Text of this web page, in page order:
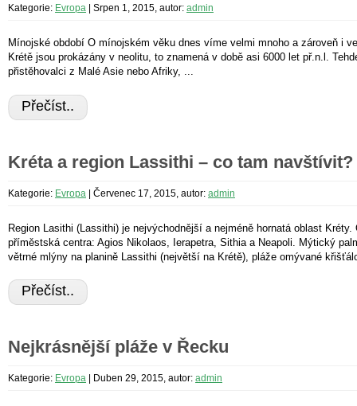
Kategorie: Evropa Srpen 1, 2015, autor: admin
Mínojské období O mínojském věku dnes víme velmi mnoho a zároveň i
Krétě jsou prokázány v neolitu, to znamená v době asi 6000 let př.n.l.
přistěhovalci z Malé Asie nebo Afriky, ...
Přečíst..
Kréta a region Lassithi – co tam navštívit?
Kategorie: Evropa | Červenec 17, 2015, autor: admin
Region Lasithi (Lassithi) je nejvýchodnější a nejméně hornatá oblast
příměstská centra: Agios Nikolaos, Ierapetra, Sithia a Neapoli. Mýtický
větrné mlýny na planině Lassithi (největší na Krétě), pláže omývané
Přečíst..
Nejkrásnější pláže v Řecku
Kategorie: Evropa Duben 29, 2015, autor: admin